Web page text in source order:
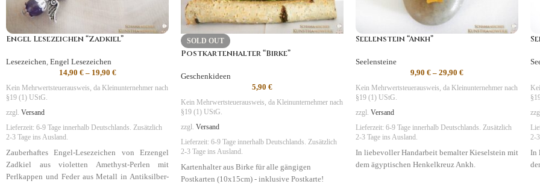
Engel Lesezeichen “Zadkiel”
Lesezeichen Engel Lesezeichen
14,90 €– 19,90 €
Kein Mehrwertsteuerausweis, da Kleinunternehmer nach
§19 (1) UStG.
zzgl. Versand
Lieferzeit: 6-9 Tage innerhalb Deutschlands. Zusätzlich
2-3 Tage ins Ausland.
Zauberhaftes Engel-Lesezeichen von Erzengel
Zadkiel aus violetten Amethyst-Perlen mit
Perlkappen und Feder aus Metall in Antiksilber-
SOLD OUT
Postkartenhalter “Birke”
Geschenkideen
5,90 €
Kein Mehrwertsteuerausweis, da Kleinunternehmer nach
§19 (1) UStG.
zzgl. Versand
Lieferzeit: 6-9 Tage innerhalb Deutschlands. Zusätzlich
2-3 Tage ins Ausland.
Kartenhalter aus Birke für alle gängigen
Postkarten (10x15cm) - inklusive Postkarte!
Seelenstein “Ankh”
Seelensteine
9,90 € – 29,90 €
Kein Mehrwertsteuerausweis, da Kleinunternehmer nach
§19 (1) UStG.
zzgl. Versand
Lieferzeit: 6-9 Tage innerhalb Deutschlands. Zusätzlich
2-3 Tage ins Ausland.
In liebevoller Handarbeit bemalter Kieselstein mit
dem ägyptischen Henkelkreuz Ankh.
2-
In